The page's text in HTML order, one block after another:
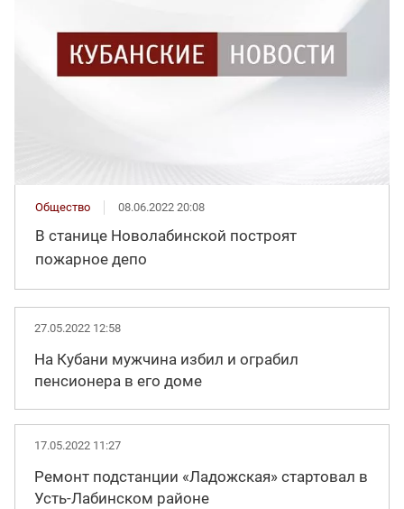
Общество 08.06.2022 20:08
В станице Новолабинской построят
пожарное депо
27.05.2022 12:58
На Кубани мужчина избил и ограбил
пенсионера в его доме
17.05.2022 11:27
Ремонт подстанции «Ладожская» стартовал в
Усть-Лабинском районе